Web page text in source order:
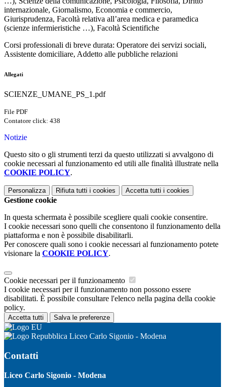
internazionale, Giornalismo, Economia e commercio,
Giurisprudenza, Facoltà relativa all’area medica e paramedica
(scienze infermieristiche …), Facoltà Scientifiche
Corsi professionali di breve durata: Operatore dei servizi sociali,
Assistente domiciliare, Addetto alle pubbliche relazioni
Allegati
SCIENZE_UMANE_PS_1.pdf
File PDF
Contatore click: 438
Notizie
Questo sito o gli strumenti terzi da questo utilizzati si avvalgono di
cookie necessari al funzionamento ed utili alle finalità illustrate nella
COOKIE POLICY.
Personalizza Rifiuta tutti i cookies Accetta tutti i cookies
Gestione cookie
In questa schermata è possibile scegliere quali cookie consentire.
I cookie necessari sono quelli che consentono il funzionamento della
piattaforma e non è possibile disabilitarli.
Per conoscere quali sono i cookie necessari al funzionamento potete
visionare la COOKIE POLICY.
Cookie necessari per il funzionamento
I cookie necessari per il funzionamento non possono essere
disabilitati. È possibile consultare l'elenco nella pagina della cookie
policy.
Accetta tutti Salva le preferenze
Liceo Carlo Sigonio - Modena
Contatti
Liceo Carlo Sigonio - Modena